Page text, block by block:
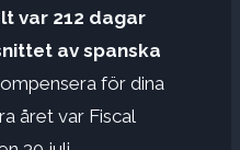
var 212 dagar
av spanska
för dina
året var Fiscal